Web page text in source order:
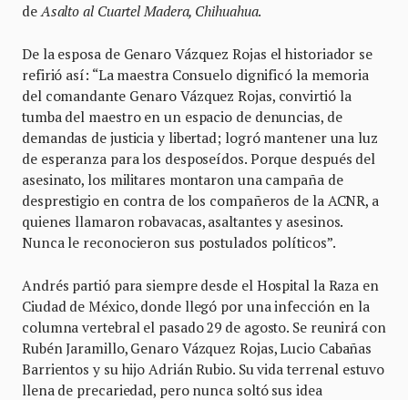
de Asalto al Cuartel Madera, Chihuahua.
De la esposa de Genaro Vázquez Rojas el historiador se
refirió así: “La maestra Consuelo dignificó la memoria
del comandante Genaro Vázquez Rojas, convirtió la
tumba del maestro en un espacio de denuncias, de
demandas de justicia y libertad; logró mantener una luz
de esperanza para los desposeídos. Porque después del
asesinato, los militares montaron una campaña de
desprestigio en contra de los compañeros de la ACNR, a
quienes llamaron robavacas, asaltantes y asesinos.
Nunca le reconocieron sus postulados políticos”.
Andrés partió para siempre desde el Hospital la Raza en
Ciudad de México, donde llegó por una infección en la
columna vertebral el pasado 29 de agosto. Se reunirá con
Rubén Jaramillo, Genaro Vázquez Rojas, Lucio Cabañas
Barrientos y su hijo Adrián Rubio. Su vida terrenal estuvo
llena de precariedad, pero nunca soltó sus idea